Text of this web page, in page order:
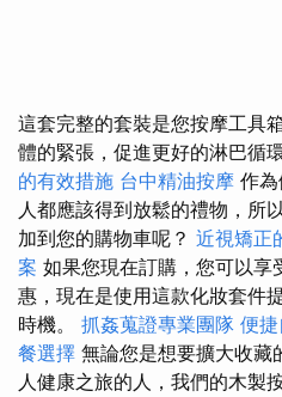
這套完整的套裝是您按摩工具
體的緊張，促進更好的淋巴循
的有效措施 台中精油按摩 作
人都應該得到放鬆的禮物，所
加到您的購物車呢？ 近視矯正
案 如果您現在訂購，您可以享
惠，現在是使用這款化妝套件
時機。 抓姦蒐證專業團隊 便
餐選擇 無論您是想要擴大收藏
人健康之旅的人，我們的木製